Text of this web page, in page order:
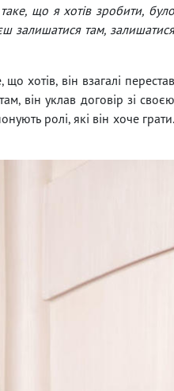
що я хотів зробити, було
залишатися там, залишатися
що хотів, він взагалі перестав
він уклав договір зі своєю
ролі, які він хоче грати.